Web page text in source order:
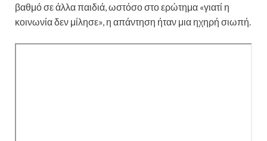
βαθμό σε άλλα παιδιά, ωστόσο στο ερώτημα «γιατί η
κοινωνία δεν μίλησε», η απάντηση ήταν μια ηχηρή σιωπή.